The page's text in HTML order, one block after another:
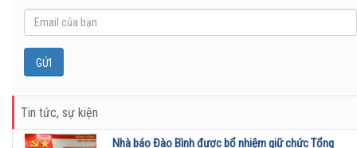
Tin tức, sự kiện
Nhà báo Đào Bình được bổ nhiệm giữ chức Tổng